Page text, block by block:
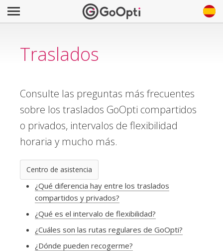
Traslados
Consulte las preguntas más frecuentes
sobre los traslados GoOpti compartidos
o privados, intervalos de flexibilidad
horaria y mucho más.
Centro de asistencia
¿Qué diferencia hay entre los traslados
compartidos y privados?
¿Qué es el intervalo de flexibilidad?
¿Cuáles son las rutas regulares de GoOpti?
¿Dónde pueden recogerme?